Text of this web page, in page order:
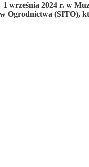
września 2024 r. w
Ogrodnictwa (SITO),